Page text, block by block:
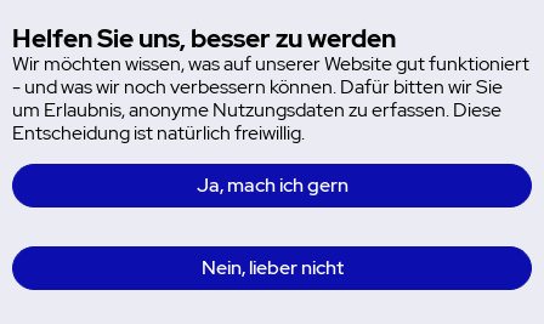
Helfen Sie uns, besser zu werden
Wir möchten wissen, was auf unserer Website gut funktioniert
- und was wir noch verbessern können. Dafür bitten wir Sie
um Erlaubnis, anonyme Nutzungsdaten zu erfassen. Diese
Entscheidung ist natürlich freiwillig.
Ja, mach ich gern
Nein, lieber nicht
Testergebnis Tabak (mehr als